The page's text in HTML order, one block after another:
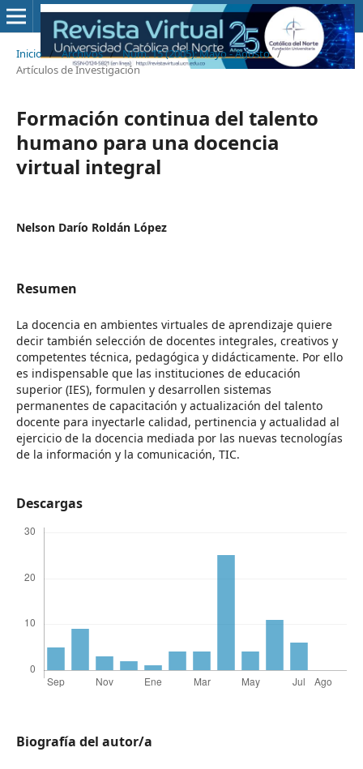
Inicio / Archivos / Núm. 15 (2005): Mayo - Agosto /
Artículos de Investigación
Formación continua del talento
humano para una docencia
virtual integral
Nelson Darío Roldán López
Resumen
La docencia en ambientes virtuales de aprendizaje quiere
decir también selección de docentes integrales, creativos y
competentes técnica, pedagógica y didácticamente. Por ello
es indispensable que las instituciones de educación
superior (IES), formulen y desarrollen sistemas
permanentes de capacitación y actualización del talento
docente para inyectarle calidad, pertinencia y actualidad al
ejercicio de la docencia mediada por las nuevas tecnologías
de la información y la comunicación, TIC.
Descargas
Biografía del autor/a